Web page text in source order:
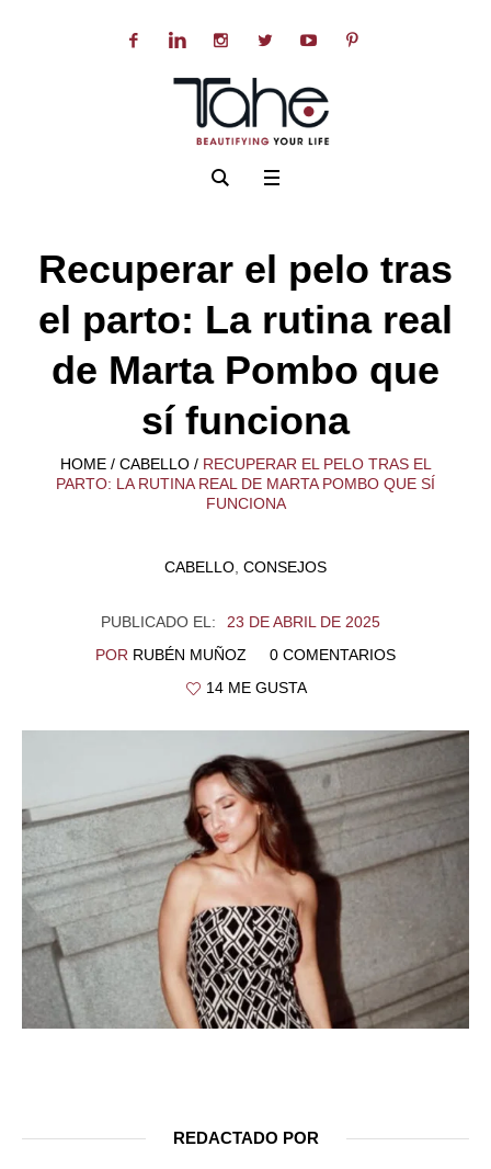
Recuperar el pelo tras
el parto: La rutina real
de Marta Pombo que
sí funciona
HOME / CABELLO / RECUPERAR EL PELO TRAS EL
PARTO: LA RUTINA REAL DE MARTA POMBO QUE SÍ
FUNCIONA
CABELLO, CONSEJOS
PUBLICADO EL:
23 DE ABRIL DE 2025
POR RUBÉN MUÑOZ
0 COMENTARIOS
14 ME GUSTA
REDACTADO POR